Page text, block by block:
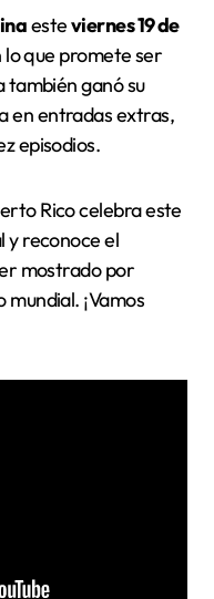
esteviernes 19 de
lo que promete ser
también ganó su
en entradas extras,
episodios.
Rico celebra este
y reconoce el
mostrado por
¡Vamos